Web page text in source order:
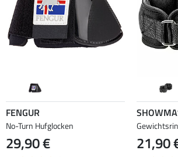
FENGUR
No-Turn Hufglocken
29,90 € 21,90